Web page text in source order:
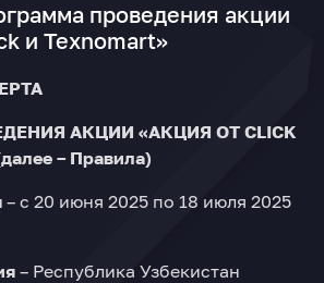
проведения акции
и Texnomart»
АКЦИИ «АКЦИЯ ОТ CLICK
– Правила)
– с 20 июня 2025 по 18 июля 2025
– Республика Узбекистан